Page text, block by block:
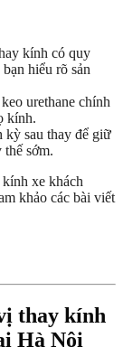
kính có quy
hiểu rõ sản
urethane chính
kính.
sau thay để giữ
thế sớm.
xe khách
khảo các bài viết
thay kính
Hà Nội